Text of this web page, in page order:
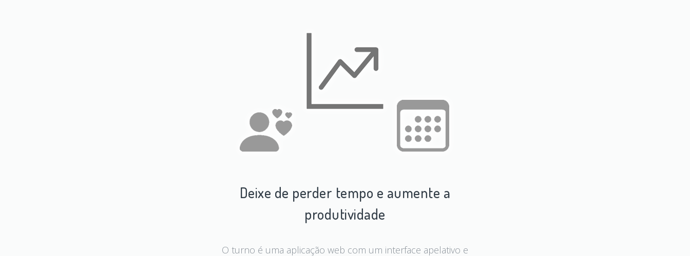
Deixe de perder tempo e aumente a
produtividade
O turno é uma aplicação web com um interface apelativo e